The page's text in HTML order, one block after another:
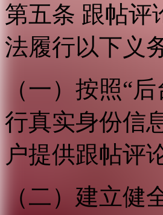
第五条 跟帖评
法履行以下义
（一）按照“
行真实身份信
户提供跟帖评
（二）建立